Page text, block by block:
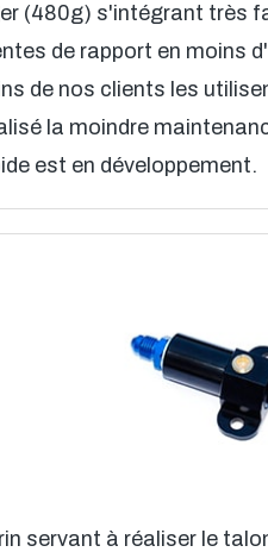
(480g) s'intégrant très
de rapport en moins
de nos clients les
la moindre
est en développement.
servant à réaliser le